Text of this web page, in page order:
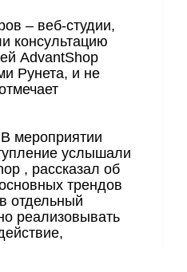
– веб-студии,
консультацию
AdvantShop
Рунета, и не
мероприятии
услышали
, рассказал об
трендов
отдельный
реализовывать